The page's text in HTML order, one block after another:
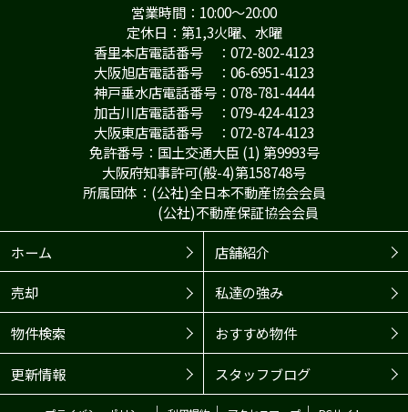
営業時間：10:00～20:00
定休日：第1,3火曜、水曜
香里本店電話番号 ：072-802-4123
大阪旭店電話番号 ：06-6951-4123
神戸垂水店電話番号：078-781-4444
加古川店電話番号 ：079-424-4123
大阪東店電話番号 ：072-874-4123
免許番号：国土交通大臣 (1) 第9993号
大阪府知事許可(般-4)第158748号
所属団体：(公社)全日本不動産協会会員
(公社)不動産保証協会会員
ホーム
店舗紹介
売却 私達の強み
物件検索 おすすめ物件
更新情報 スタッフブログ